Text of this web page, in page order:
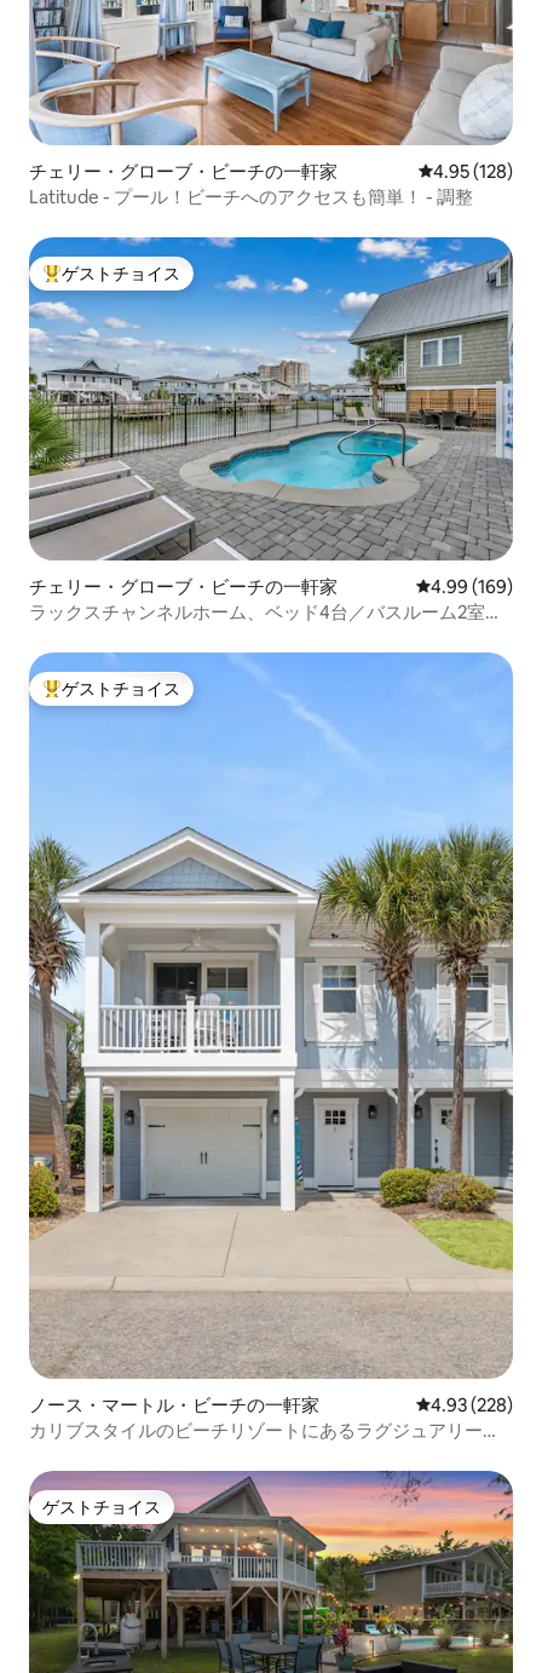
チェリー・グローブ・ビーチの一軒家 レビュー128
4.95 (128)
Latitude - プール！ビーチへのアクセスも簡単！ - 調整
大好評のゲストチョイスです。
ゲストチョイス
チェリー・グローブ・ビーチの一軒家 レビュー169
4.99 (169)
ラックスチャンネルホーム、ベッド4台／バスルーム2室、
大好評のゲストチョイスです。
ゲストチョイス
ノース・マートル・ビーチの一軒家 レビュー228
4.93 (228)
カリブスタイルのビーチリゾートにあるラグジュアリーヴ
ゲストチョイス
ゲストチョイス